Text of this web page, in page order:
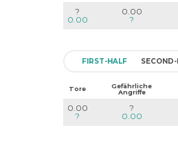
?
0.00
0.00
?
FIRST-HALF
Tore
Gefährliche
Angriffe
0.00
?
?
0.00